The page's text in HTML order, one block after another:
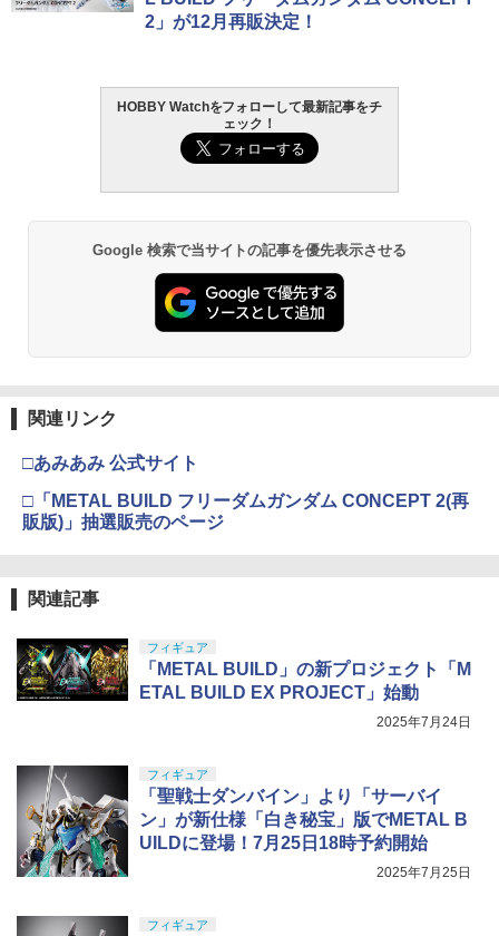
2」が12月再販決定！
HOBBY Watchをフォローして最新記事をチ
ェック！
Google 検索で当サイトの記事を優先表示させる
関連リンク
□あみあみ 公式サイト
□「METAL BUILD フリーダムガンダム CONCEPT 2(再
販版)」抽選販売のページ
関連記事
フィギュア
「METAL BUILD」の新プロジェクト「M
ETAL BUILD EX PROJECT」始動
2025年7月24日
フィギュア
「聖戦士ダンバイン」より「サーバイ
ン」が新仕様「白き秘宝」版でMETAL B
UILDに登場！7月25日18時予約開始
2025年7月25日
フィギュア